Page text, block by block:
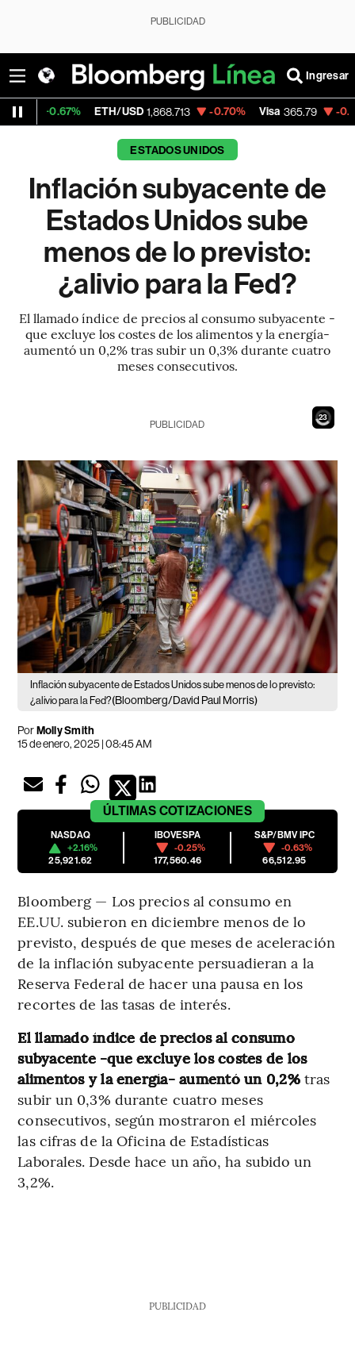
PUBLICIDAD
Ingresar
ETH/USD 1,868.713 -0.70% Visa 365.79 -0.09%
ESTADOS UNIDOS
Inflación subyacente de
Estados Unidos sube
menos de lo previsto:
¿alivio para la Fed?
El llamado índice de precios al consumo subyacente -
que excluye los costes de los alimentos y la energía-
aumentó un 0,2% tras subir un 0,3% durante cuatro
meses consecutivos.
22
PUBLICIDAD
Inflación subyacente de Estados Unidos sube menos de lo previsto:
¿alivio para la Fed?(Bloomberg/David Paul Morris)
PorMolly Smith
15 de enero, 2025 | 08:45 AM
ÚLTIMAS COTIZACIONES
NASDAQ
+2.16%
25,921.62
IBOVESPA
-0.25%
177,560.46
S&P/BMV IPC
-0.63%
66,512.95
Bloomberg — Los precios al consumo en
EE.UU. subieron en diciembre menos de lo
previsto, después de que meses de aceleración
de la inflación subyacente persuadieran a la
Reserva Federal de hacer una pausa en los
recortes de las tasas de interés.
El llamado índice de precios al consumo
subyacente -que excluye los costes de los
alimentos y la energía- aumentó un 0,2% tras
subir un 0,3% durante cuatro meses
consecutivos, según mostraron el miércoles
las cifras de la Oficina de Estadísticas
Laborales. Desde hace un año, ha subido un
3,2%.
PUBLICIDAD